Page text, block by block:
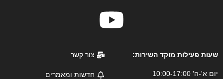
שעות פעילות מוקד השירות:
יום א'-ה' 10:00-17:00
צור קשר
חדשות ומאמרים